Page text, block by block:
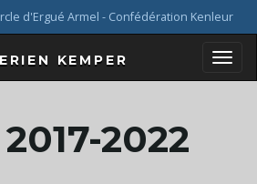
d'Ergué Armel - Confédération Kenleur
2022